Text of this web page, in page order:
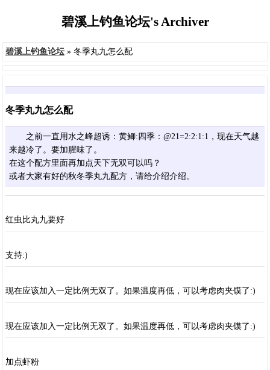
碧溪上钓鱼论坛's Archiver
碧溪上钓鱼论坛» 冬季丸九怎么配
冬季丸九怎么配
之前一直用水之峰超诱：黄鲫:四季：@21=2:2:1:1，现在天气越
来越冷了。要加腥味了。
在这个配方里面再加点天下无双可以吗？
或者大家有好的秋冬季丸九配方，请给介绍介绍。
红虫比丸九要好
支持:)
现在应该加入一定比例无双了。如果温度再低，可以考虑肉夹馍了:)
现在应该加入一定比例无双了。如果温度再低，可以考虑肉夹馍了:)
加点虾粉